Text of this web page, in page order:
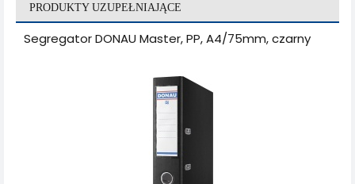
PRODUKTY UZUPEŁNIAJĄCE
Segregator DONAU Master, PP, A4/75mm, czarny